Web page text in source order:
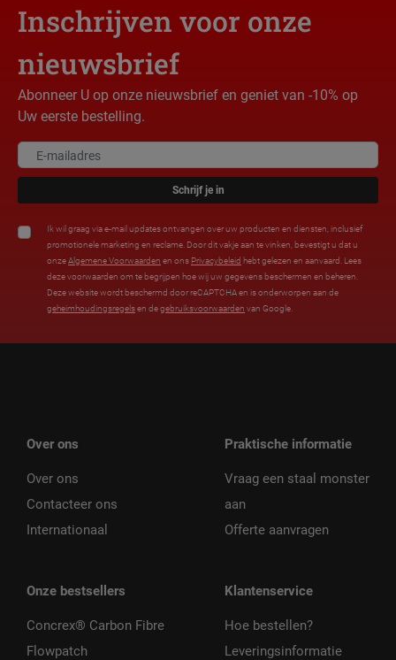
Inschrijven voor onze
nieuwsbrief
Abonneer U op onze nieuwsbrief en geniet van -10% op
Uw eerste bestelling.
Schrijf je in
Ik wil graag via e-mail updates ontvangen over uw producten en diensten, inclusief
promotionele marketing en reclame. Door dit vakje aan te vinken, bevestigt u dat u
onzeAlgemene Voorwaarden en ons Privacybeleid hebt gelezen en aanvaard. Lees
deze voorwaarden om te begrijpen hoe wij uw gegevens beschermen en beheren.
Deze website wordt beschermd door reCAPTCHA en is onderworpen aan de
geheimhoudingsregelsen degebruiksvoorwaarden van Google.
Over ons
Over ons
Contacteer ons
Internationaal
Onze bestsellers
Concrex® Carbon Fibre
Flowpatch
Praktische informatie
Vraag een staal monster
aan
Offerte aanvragen
Klantenservice
Hoe bestellen?
Leveringsinformatie